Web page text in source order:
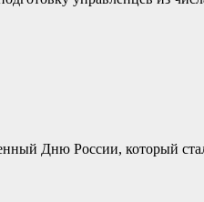
Дню России, который